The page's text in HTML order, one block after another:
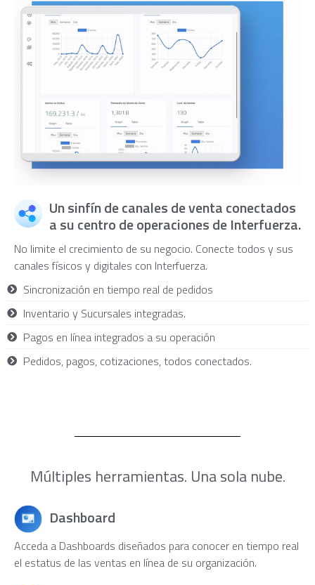
Un sinfín de canales de venta conectados
a su centro de operaciones de Interfuerza.
No limite el crecimiento de su negocio. Conecte todos y sus
canales físicos y digitales con Interfuerza.
Sincronización en tiempo real de pedidos
Inventario y Sucursales integradas.
Pagos en línea integrados a su operación
Pedidos, pagos, cotizaciones, todos conectados.
Múltiples herramientas. Una sola nube.
Dashboard
Acceda a Dashboards diseñados para conocer en tiempo real
el estatus de las ventas en línea de su organización.